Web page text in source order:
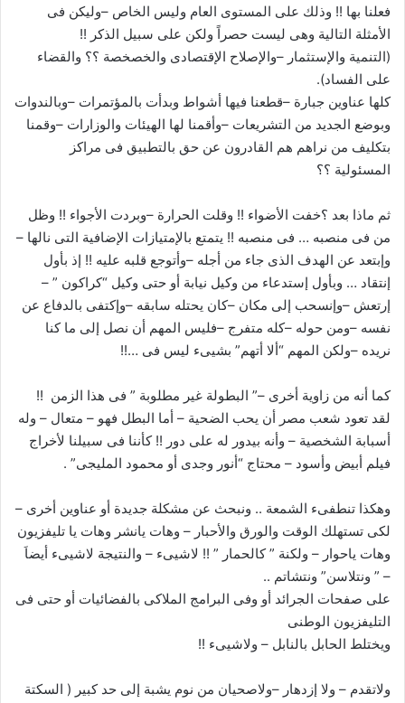
فعلنا بها !! وذلك على المستوى العام وليس الخاص –وليكن فى
الأمثلة التالية وهى ليست حصراً ولكن على سبيل الذكر !!
(التنمية والإستثمار –والإصلاح الإقتصادى والخصخصة ؟؟ والقضاء
على الفساد).
كلها عناوين جبارة –قطعنا فيها أشواط وبدأت بالمؤتمرات –وبالندوات
وبوضع الجديد من التشريعات –وأقمنا لها الهيئات والوزارات –وقمنا
بتكليف من نراهم هم القادرون عن حق بالتطبيق فى مراكز
المسئولية ؟؟
ثم ماذا بعد ؟خفت الأضواء !! وقلت الحرارة –وبردت الأجواء !! وظل
من فى منصبه … فى منصبه !! يتمتع بالإمتيازات الإضافية التى نالها –
وإبتعد عن الهدف الذى جاء من أجله –وأتوجع قلبه عليه !! إذ بأول
إنتقاد … وبأول إستدعاء من وكيل نيابة أو حتى وكيل “كراكون ” –
إرتعش –وإنسحب إلى مكان –كان يحتله سابقه –وإكتفى بالدفاع عن
نفسه –ومن حوله –كله متفرج –فليس المهم أن نصل إلى ما كنا
نريده –ولكن المهم “ألا أتهم” بشيىء ليس فى …!!
كما أنه من زاوية أخرى –” البطولة غير مطلوبة ” فى هذا الزمن ‍‍ !!
لقد تعود شعب مصر أن يحب الضحية – أما البطل فهو – متعال – وله
أسبابة الشخصية – وأنه بيدور له على دور !! كأننا فى سبيلنا لأخراج
فيلم أبيض وأسود – محتاج “أنور وجدى أو محمود المليجى” .
وهكذا تنطفىء الشمعة .. ونبحث عن مشكلة جديدة أو عناوين أخرى –
لكى تستهلك الوقت والورق والأحبار – وهات يانشر وهات يا تليفزيون
وهات ياحوار – ولكنة ” كالحمار ” !! لاشيىء – والنتيجة لاشيىء أيضاَ
– ” ونتلاسن” ونتشاتم ..
على صفحات الجرائد أو وفى البرامج الملاكى بالفضائيات أو حتى فى
التليفزيون الوطنى
ويختلط الحابل بالنابل – ولاشيىء !!
ولاتقدم – ولا إزدهار –ولاصحيان من نوم يشبة إلى حد كبير ( السكتة